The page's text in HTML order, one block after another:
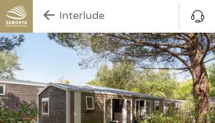
Interlude